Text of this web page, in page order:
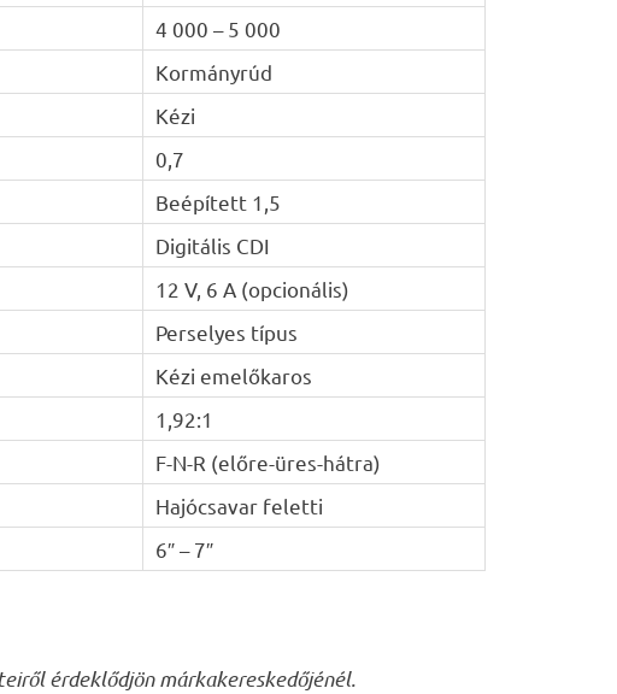
4 000 – 5 000
Kormányrúd
Kézi
0,7
Beépített 1,5
Digitális CDI
12 V, 6 A (opcionális)
Perselyes típus
Kézi emelőkaros
1,92:1
F-N-R (előre-üres-hátra)
Hajócsavar feletti
6″ – 7″
érdeklődjön márkakereskedőjénél.